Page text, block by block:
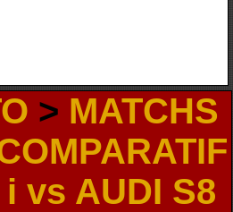
> MATCHS
vs AUDI S8